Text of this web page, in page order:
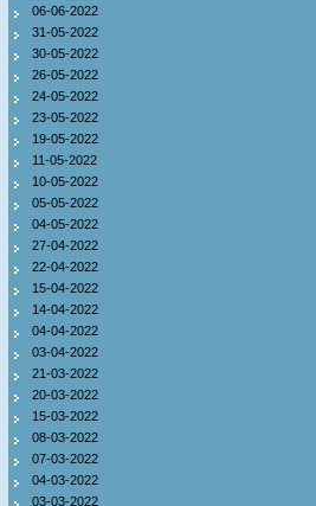
06-06-2022
31-05-2022
30-05-2022
26-05-2022
24-05-2022
23-05-2022
19-05-2022
11-05-2022
10-05-2022
05-05-2022
04-05-2022
27-04-2022
22-04-2022
15-04-2022
14-04-2022
04-04-2022
03-04-2022
21-03-2022
20-03-2022
15-03-2022
08-03-2022
07-03-2022
04-03-2022
03-03-2022